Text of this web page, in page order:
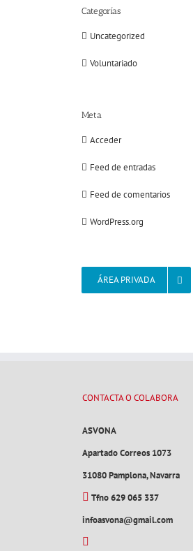
Categorías
Uncategorized
Voluntariado
Meta
Acceder
Feed de entradas
Feed de comentarios
WordPress.org
ÁREA PRIVADA
CONTACTA O COLABORA
ASVONA
Apartado Correos 1073
31080 Pamplona, Navarra
Tfno 629 065 337
infoasvona@gmail.com